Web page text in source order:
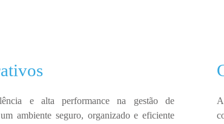
e alta performance na gestão de
ambiente seguro, organizado e eficiente
A